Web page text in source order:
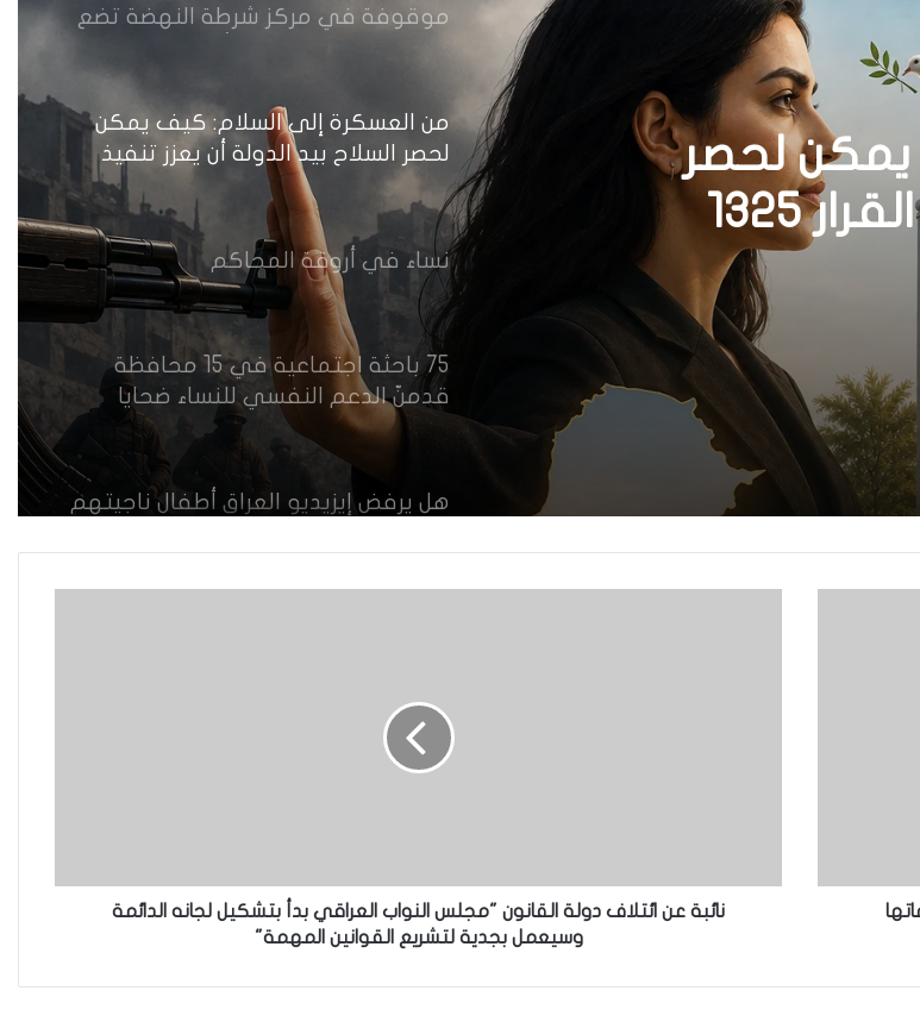
يمكن لحصر
السلاح بيد الدولة أن يعزز تنفيذ القرار 1325
موقوفة في مركز شرطة النهضة تضع
من العسكرة إلى السلام: كيف يمكن
لحصر السلاح بيد الدولة أن يعزز تنفيذ
نساء في أروقة المحاكم
75 باحثة اجتماعية في 15 محافظة
قدمنّ الدعم النفسي للنساء ضحايا
العنف في العراق
هل يرفض إيزيديو العراق أطفال ناجيتهم
“كون آي” لماذا تركت وظيفتها
الحكومية وفتحت مطعم ؟
الزواج خارج المحكمة خلال شهر كانون
الثاني
نائبة عن ائتلاف دولة القانون "مجلس النواب العراقي بدأ بتشكيل لجانه الدائمة
وسيعمل بجدية لتشريع القوانين المهمة"